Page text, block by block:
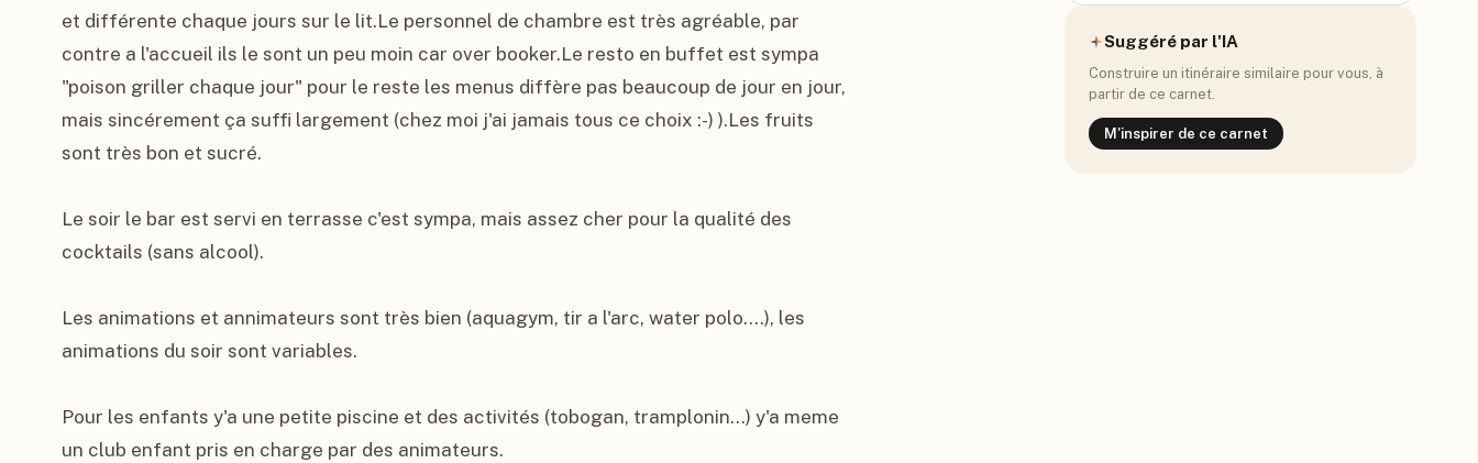
et différente chaque jours sur le lit.Le personnel de chambre est très agréable, par
contre a l'accueil ils le sont un peu moin car over booker.Le resto en buffet est sympa
"poison griller chaque jour" pour le reste les menus diffère pas beaucoup de jour en jour,
mais sincérement ça suffi largement (chez moi j'ai jamais tous ce choix :-) ).Les fruits
sont très bon et sucré.
Le soir le bar est servi en terrasse c'est sympa, mais assez cher pour la qualité des
cocktails (sans alcool).
Les animations et annimateurs sont très bien (aquagym, tir a l'arc, water polo....), les
animations du soir sont variables.
Pour les enfants y'a une petite piscine et des activités (tobogan, tramplonin...) y'a meme
un club enfant pris en charge par des animateurs.
Suggéré par l'IA
Construire un itinéraire similaire pour vous, à
partir de ce carnet.
M'inspirer de ce carnet